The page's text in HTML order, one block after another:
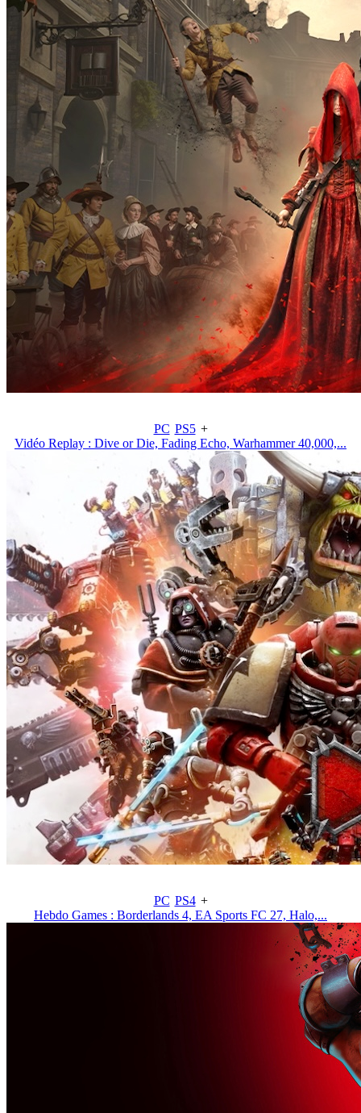
PC PS5 +
Vidéo Replay : Dive or Die, Fading Echo, Warhammer 40,000,...
PC PS4 +
Hebdo Games : Borderlands 4, EA Sports FC 27, Halo,...